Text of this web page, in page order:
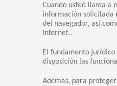
Cuando usted llama a
información solicitada
del navegador, así
Internet..
El fundamento
disposición las
Además, para